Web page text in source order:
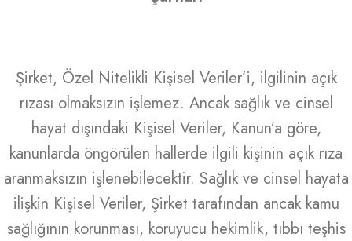
Şirket, Özel Nitelikli Kişisel Veriler’i, ilgilinin açık
rızası olmaksızın işlemez. Ancak sağlık ve cinsel
hayat dışındaki Kişisel Veriler, Kanun’a göre,
kanunlarda öngörülen hallerde ilgili kişinin açık rıza
aranmaksızın işlenebilecektir. Sağlık ve cinsel hayata
ilişkin Kişisel Veriler, Şirket tarafından ancak kamu
sağlığının korunması, koruyucu hekimlik, tıbbı teşhis